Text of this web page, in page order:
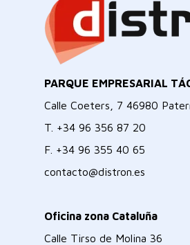
PARQUE EMPRESARIAL
Calle Coeters, 7 46980
T. +34 96 356 87 20
F. +34 96 355 40 65
contacto@distron.es
Oficina zona Cataluña
Calle Tirso de Molina 36